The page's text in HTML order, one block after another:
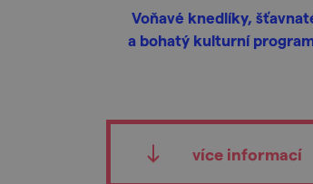
Voňavé knedlíky,
a bohatý kulturní
více informací